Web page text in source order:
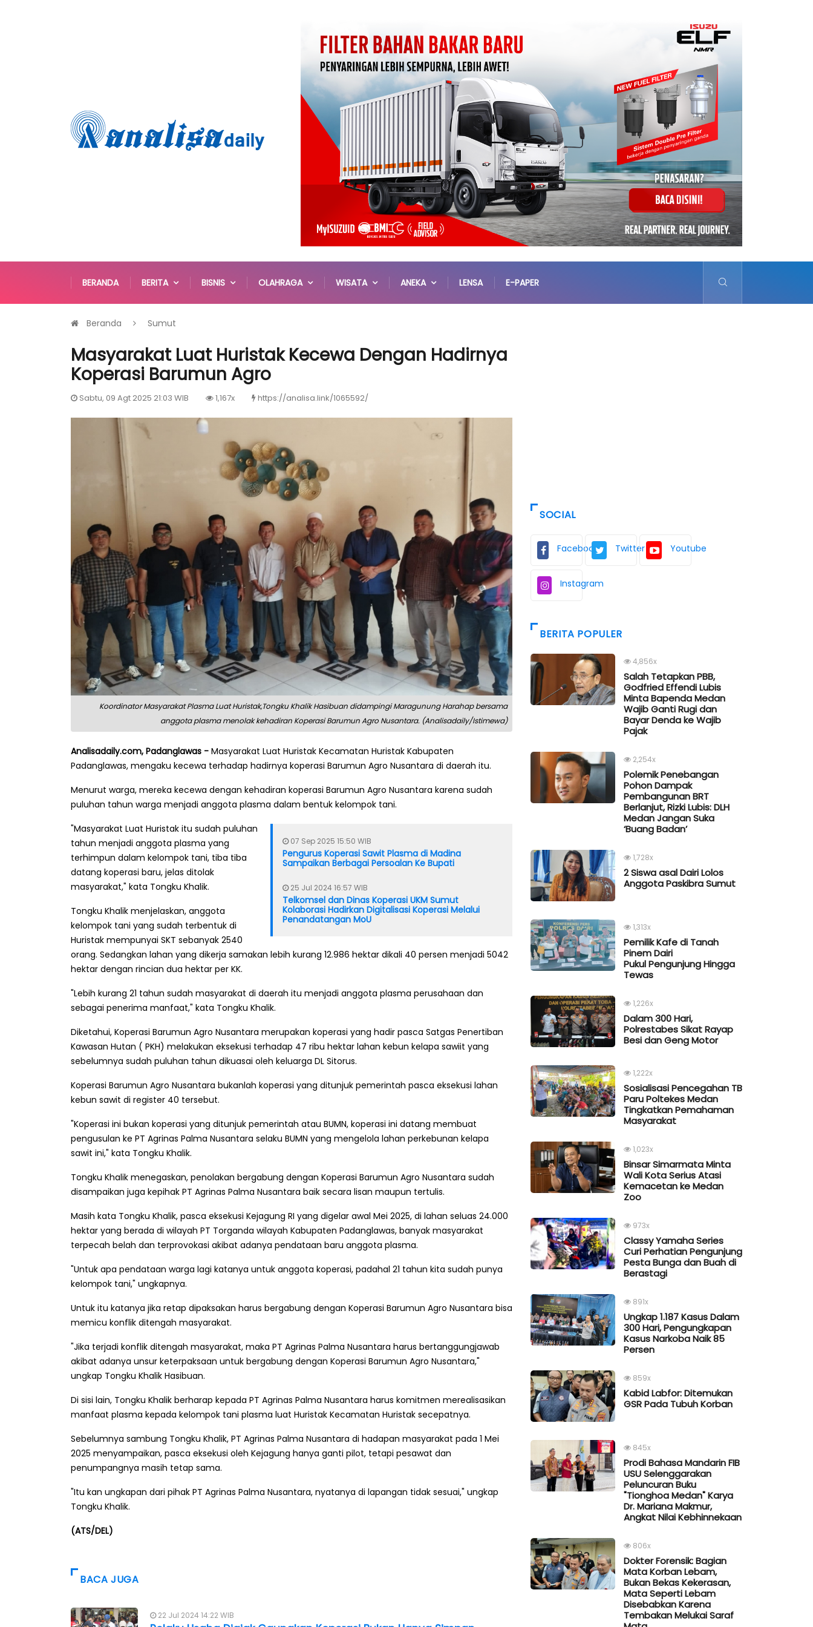
BERANDA BERITA BISNIS OLAHRAGA WISATA ANEKA LENSA E-PAPER
Beranda Sumut
Masyarakat Luat Huristak Kecewa Dengan Hadirnya
Koperasi Barumun Agro
Sabtu, 09 Agt 2025 21:03 WIB 1,167x https://analisa.link/1065592/
Koordinator Masyarakat Plasma Luat Huristak,Tongku Khalik Hasibuan didampingi Maragunung Harahap bersama
anggota plasma menolak kehadiran Koperasi Barumun Agro Nusantara. (Analisadaily/Istimewa)
Analisadaily.com, Padanglawas - Masyarakat Luat Huristak Kecamatan Huristak Kabupaten
Padanglawas, mengaku kecewa terhadap hadirnya koperasi Barumun Agro Nusantara di daerah itu.
Menurut warga, mereka kecewa dengan kehadiran koperasi Barumun Agro Nusantara karena sudah
puluhan tahun warga menjadi anggota plasma dalam bentuk kelompok tani.
07 Sep 2025 15:50 WIB
Pengurus Koperasi Sawit Plasma di Madina
Sampaikan Berbagai Persoalan Ke Bupati
25 Jul 2024 16:57 WIB
Telkomsel dan Dinas Koperasi UKM Sumut
Kolaborasi Hadirkan Digitalisasi Koperasi Melalui
Penandatangan MoU
"Masyarakat Luat Huristak itu sudah puluhan
tahun menjadi anggota plasma yang
terhimpun dalam kelompok tani, tiba tiba
datang koperasi baru, jelas ditolak
masyarakat," kata Tongku Khalik.
Tongku Khalik menjelaskan, anggota
kelompok tani yang sudah terbentuk di
Huristak mempunyai SKT sebanyak 2540
orang. Sedangkan lahan yang dikerja samakan lebih kurang 12.986 hektar dikali 40 persen menjadi 5042
hektar dengan rincian dua hektar per KK.
"Lebih kurang 21 tahun sudah masyarakat di daerah itu menjadi anggota plasma perusahaan dan
sebagai penerima manfaat," kata Tongku Khalik.
Diketahui, Koperasi Barumun Agro Nusantara merupakan koperasi yang hadir pasca Satgas Penertiban
Kawasan Hutan ( PKH) melakukan eksekusi terhadap 47 ribu hektar lahan kebun kelapa sawiit yang
sebelumnya sudah puluhan tahun dikuasai oleh keluarga DL Sitorus.
Koperasi Barumun Agro Nusantara bukanlah koperasi yang ditunjuk pemerintah pasca eksekusi lahan
kebun sawit di register 40 tersebut.
"Koperasi ini bukan koperasi yang ditunjuk pemerintah atau BUMN, koperasi ini datang membuat
pengusulan ke PT Agrinas Palma Nusantara selaku BUMN yang mengelola lahan perkebunan kelapa
sawit ini," kata Tongku Khalik.
Tongku Khalik menegaskan, penolakan bergabung dengan Koperasi Barumun Agro Nusantara sudah
disampaikan juga kepihak PT Agrinas Palma Nusantara baik secara lisan maupun tertulis.
Masih kata Tongku Khalik, pasca eksekusi Kejagung RI yang digelar awal Mei 2025, di lahan seluas 24.000
hektar yang berada di wilayah PT Torganda wilayah Kabupaten Padanglawas, banyak masyarakat
terpecah belah dan terprovokasi akibat adanya pendataan baru anggota plasma.
"Untuk apa pendataan warga lagi katanya untuk anggota koperasi, padahal 21 tahun kita sudah punya
kelompok tani," ungkapnya.
Untuk itu katanya jika retap dipaksakan harus bergabung dengan Koperasi Barumun Agro Nusantara bisa
memicu konflik ditengah masyarakat.
"Jika terjadi konflik ditengah masyarakat, maka PT Agrinas Palma Nusantara harus bertanggungjawab
akibat adanya unsur keterpaksaan untuk bergabung dengan Koperasi Barumun Agro Nusantara,"
ungkap Tongku Khalik Hasibuan.
Di sisi lain, Tongku Khalik berharap kepada PT Agrinas Palma Nusantara harus komitmen merealisasikan
manfaat plasma kepada kelompok tani plasma luat Huristak Kecamatan Huristak secepatnya.
Sebelumnya sambung Tongku Khalik, PT Agrinas Palma Nusantara di hadapan masyarakat pada 1 Mei
2025 menyampaikan, pasca eksekusi oleh Kejagung hanya ganti pilot, tetapi pesawat dan
penumpangnya masih tetap sama.
"Itu kan ungkapan dari pihak PT Agrinas Palma Nusantara, nyatanya di lapangan tidak sesuai," ungkap
Tongku Khalik.
(ATS/DEL)
BACA JUGA
22 Jul 2024 14:22 WIB
SOCIAL
Facebook Twitter Youtube
Instagram
BERITA POPULER
4,856x
Salah Tetapkan PBB,
Godfried Effendi Lubis
Minta Bapenda Medan
Wajib Ganti Rugi dan
Bayar Denda ke Wajib
Pajak
2,254x
Polemik Penebangan
Pohon Dampak
Pembangunan BRT
Berlanjut, Rizki Lubis: DLH
Medan Jangan Suka
‘Buang Badan’
1,728x
2 Siswa asal Dairi Lolos
Anggota Paskibra Sumut
1,313x
Pemilik Kafe di Tanah
Pinem Dairi
Pukul Pengunjung Hingga
Tewas
1,226x
Dalam 300 Hari,
Polrestabes Sikat Rayap
Besi dan Geng Motor
1,222x
Sosialisasi Pencegahan TB
Paru Poltekes Medan
Tingkatkan Pemahaman
Masyarakat
1,023x
Binsar Simarmata Minta
Wali Kota Serius Atasi
Kemacetan ke Medan
Zoo
973x
Classy Yamaha Series
Curi Perhatian Pengunjung
Pesta Bunga dan Buah di
Berastagi
891x
Ungkap 1.187 Kasus Dalam
300 Hari, Pengungkapan
Kasus Narkoba Naik 85
Persen
859x
Kabid Labfor: Ditemukan
GSR Pada Tubuh Korban
845x
Prodi Bahasa Mandarin FIB
USU Selenggarakan
Peluncuran Buku
"Tionghoa Medan" Karya
Dr. Mariana Makmur,
Angkat Nilai Kebhinnekaan
806x
Dokter Forensik: Bagian
Mata Korban Lebam,
Bukan Bekas Kekerasan,
Mata Seperti Lebam
Disebabkan Karena
Tembakan Melukai Saraf